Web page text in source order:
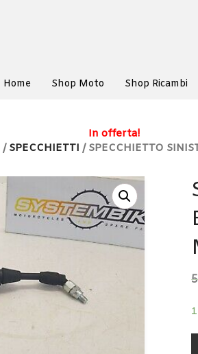
Home Shop Moto Shop Ricambi
/ SPECCHIETTI / SPECCHIETTO
In offerta!